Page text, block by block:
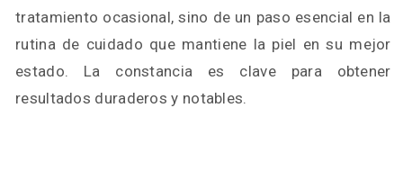
tratamiento ocasional, sino de un paso esencial en la
rutina de cuidado que mantiene la piel en su mejor
estado. La constancia es clave para obtener
resultados duraderos y notables.